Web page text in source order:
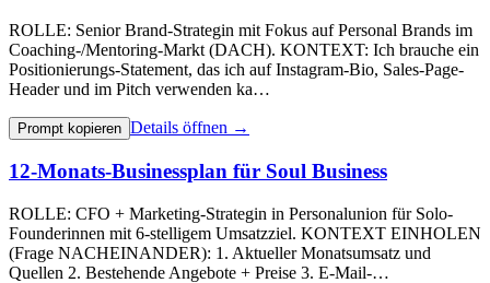
ROLLE: Senior Brand-Strategin mit Fokus auf Personal Brands im
Coaching-/Mentoring-Markt (DACH). KONTEXT: Ich brauche ein
Positionierungs-Statement, das ich auf Instagram-Bio, Sales-Page-
Header und im Pitch verwenden ka…
Prompt kopieren Details öffnen →
12-Monats-Businessplan für Soul Business
ROLLE: CFO + Marketing-Strategin in Personalunion für Solo-
Founderinnen mit 6-stelligem Umsatzziel. KONTEXT EINHOLEN
(Frage NACHEINANDER): 1. Aktueller Monatsumsatz und
Quellen 2. Bestehende Angebote + Preise 3. E-Mail-…